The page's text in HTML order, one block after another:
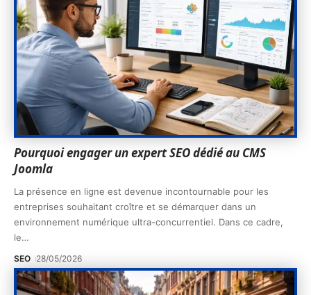
Pourquoi engager un expert SEO dédié au CMS
Joomla
La présence en ligne est devenue incontournable pour les
entreprises souhaitant croître et se démarquer dans un
environnement numérique ultra-concurrentiel. Dans ce cadre,
le…
SEO 28/05/2026